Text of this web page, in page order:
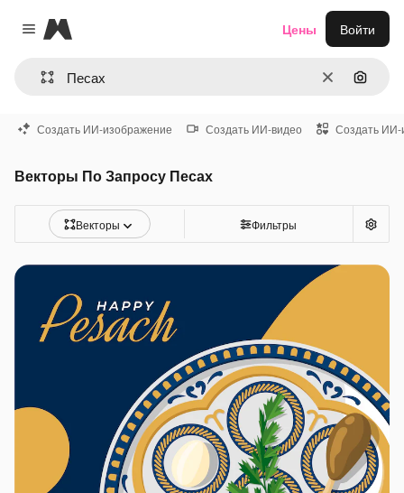
Close menu
Magnific
ОчиститьПоиск
Цены Войти
Создать ИИ-изображение Создать ИИ-видео Создать ИИ-
Векторы По Запросу Песах
Векторы Фильтры